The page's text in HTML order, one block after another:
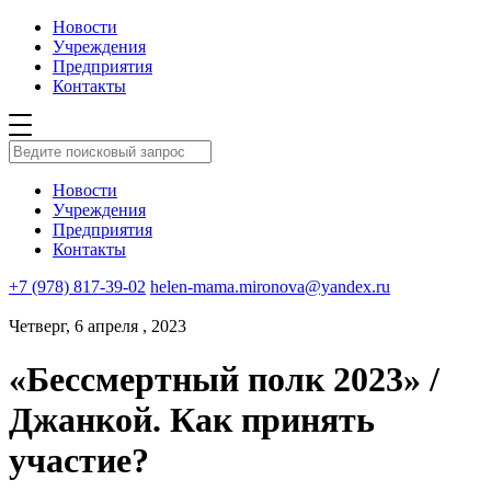
Новости
Учреждения
Предприятия
Контакты
Новости
Учреждения
Предприятия
Контакты
+7 (978) 817-39-02 helen-mama.mironova@yandex.ru
Четверг, 6 апреля , 2023
«Бессмертный полк 2023» /
Джанкой. Как принять
участие?